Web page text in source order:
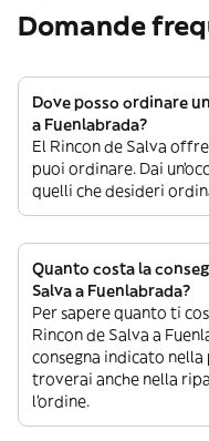
Domande
Dove posso ordinare
a Fuenlabrada?
El Rincon de Salva
puoi ordinare. Dai
quelli che desideri
Quanto costa la
Salva a Fuenlabrada?
Per sapere quanto ti
Rincon de Salva a
consegna indicato
troverai anche nella
l’ordine.